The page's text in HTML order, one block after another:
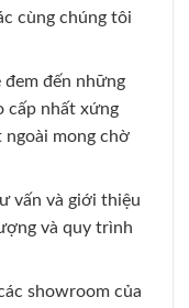
cùng chúng tôi
đem đến những
cấp nhất xứng
ngoài mong chờ
vấn và giới thiệu
và quy trình
showroom của